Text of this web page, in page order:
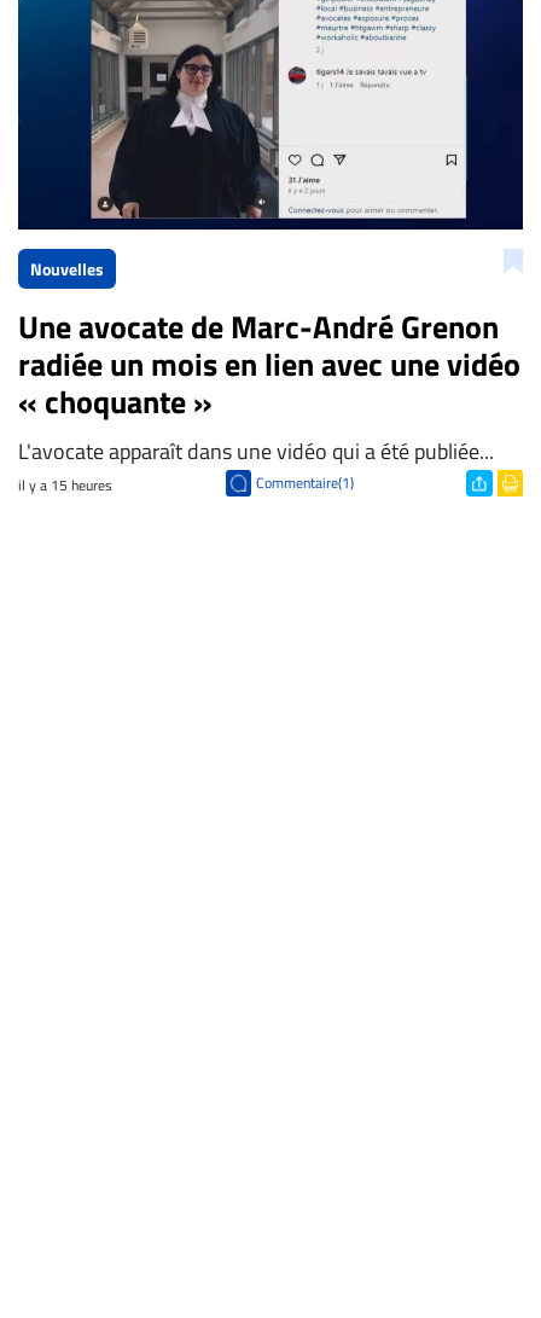
Nouvelles
Une avocate de Marc-André Grenon
radiée un mois en lien avec une vidéo
« choquante »
L'avocate apparaît dans une vidéo qui a été publiée...
il y a 15 heures Commentaire(1)